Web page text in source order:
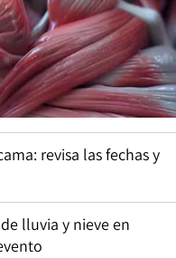
revisa las fechas y
lluvia y nieve en